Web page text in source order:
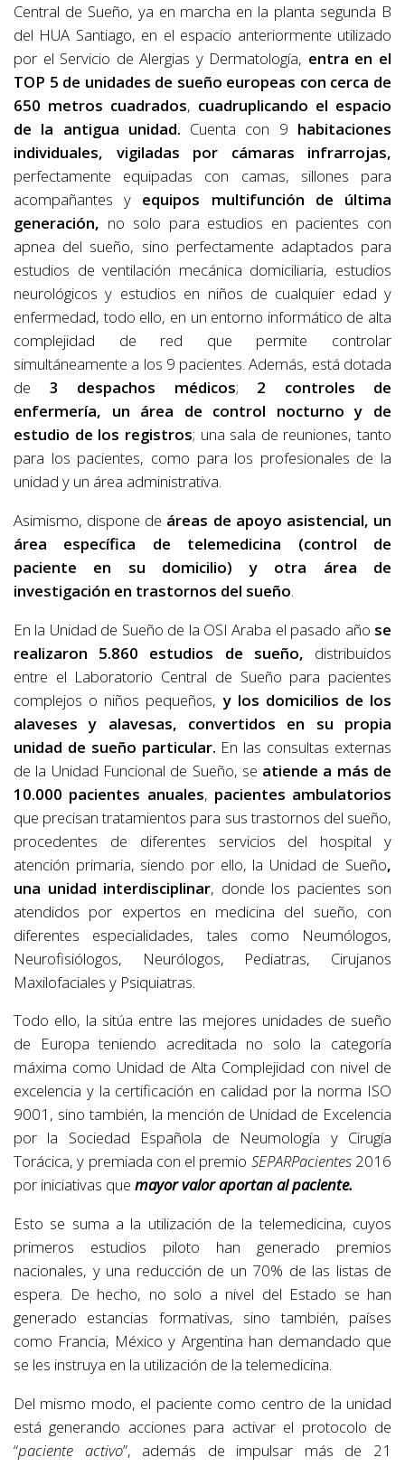
Central de Sueño, ya en marcha en la planta segunda B
del HUA Santiago, en el espacio anteriormente utilizado
por el Servicio de Alergias y Dermatología, entra en el
TOP 5 de unidades de sueño europeas con cerca de
650 metros cuadrados, cuadruplicando el espacio
de la antigua unidad. Cuenta con 9 habitaciones
individuales, vigiladas por cámaras infrarrojas,
perfectamente equipadas con camas, sillones para
acompañantes y equipos multifunción de última
generación, no solo para estudios en pacientes con
apnea del sueño, sino perfectamente adaptados para
estudios de ventilación mecánica domiciliaria, estudios
neurológicos y estudios en niños de cualquier edad y
enfermedad, todo ello, en un entorno informático de alta
complejidad de red que permite controlar
simultáneamente a los 9 pacientes. Además, está dotada
de 3 despachos médicos; 2 controles de
enfermería, un área de control nocturno y de
estudio de los registros; una sala de reuniones, tanto
para los pacientes, como para los profesionales de la
unidad y un área administrativa.
Asimismo, dispone de áreas de apoyo asistencial, un
área específica de telemedicina (control de
paciente en su domicilio) y otra área de
investigación en trastornos del sueño.
En la Unidad de Sueño de la OSI Araba el pasado año se
realizaron 5.860 estudios de sueño, distribuidos
entre el Laboratorio Central de Sueño para pacientes
complejos o niños pequeños,y los domicilios de los
alaveses y alavesas, convertidos en su propia
unidad de sueño particular. En las consultas externas
de la Unidad Funcional de Sueño, se atiende a más de
10.000 pacientes anuales, pacientes ambulatorios
que precisan tratamientos para sus trastornos del sueño,
procedentes de diferentes servicios del hospital y
atención primaria, siendo por ello, la Unidad de Sueño,
una unidad interdisciplinar, donde los pacientes son
atendidos por expertos en medicina del sueño, con
diferentes especialidades, tales como Neumólogos,
Neurofisiólogos, Neurólogos, Pediatras, Cirujanos
Maxilofaciales y Psiquiatras.
Todo ello, la sitúa entre las mejores unidades de sueño
de Europa teniendo acreditada no solo la categoría
máxima como Unidad de Alta Complejidad con nivel de
excelencia y la certificación en calidad por la norma ISO
9001, sino también, la mención de Unidad de Excelencia
por la Sociedad Española de Neumología y Cirugía
Torácica, y premiada con el premio SEPARPacientes2016
por iniciativas que mayor valor aportan al paciente.
Esto se suma a la utilización de la telemedicina, cuyos
primeros estudios piloto han generado premios
nacionales, y una reducción de un 70% de las listas de
espera. De hecho, no solo a nivel del Estado se han
generado estancias formativas, sino también, países
como Francia, México y Argentina han demandado que
se les instruya en la utilización de la telemedicina.
Del mismo modo, el paciente como centro de la unidad
está generando acciones para activar el protocolo de
“paciente activo”, además de impulsar más de 21